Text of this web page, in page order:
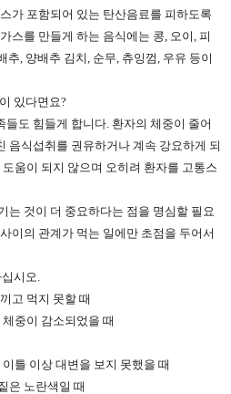
가 포함되어 있는 탄산음료를 피하도록
스를 만들게 하는 음식에는 콩, 오이, 피
추, 양배추 김치, 순무, 츄잉껌, 우유 등이
있다면요?
도 힘들게 합니다. 환자의 체중이 줄어
음식섭취를 권유하거나 계속 강요하게 되
움이 되지 않으며 오히려 환자를 고통스
는 것이 더 중요하다는 점을 명심할 필요
이의 관계가 먹는 일에만 초점을 두어서
시오.
고 먹지 못할 때
중이 감소되었을 때
틀 이상 대변을 보지 못했을 때
은 노란색일 때